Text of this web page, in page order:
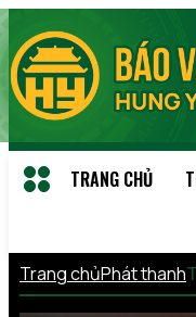
TRANG CHỦ
Trang chủPhát thanh